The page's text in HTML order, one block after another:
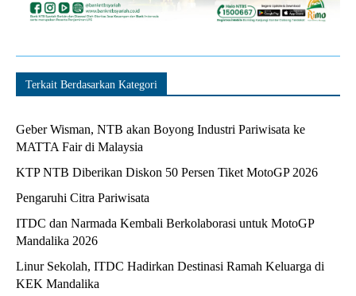
Terkait Berdasarkan Kategori
Geber Wisman, NTB akan Boyong Industri Pariwisata ke
MATTA Fair di Malaysia
KTP NTB Diberikan Diskon 50 Persen Tiket MotoGP 2026
Pengaruhi Citra Pariwisata
ITDC dan Narmada Kembali Berkolaborasi untuk MotoGP
Mandalika 2026
Linur Sekolah, ITDC Hadirkan Destinasi Ramah Keluarga di
KEK Mandalika